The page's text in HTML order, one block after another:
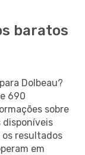
baratos
Dolbeau?
690
sobre
disponíveis
os resultados
em